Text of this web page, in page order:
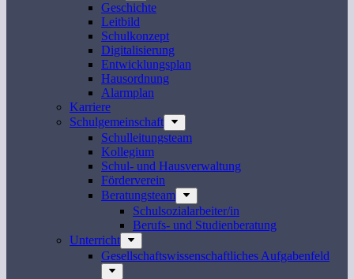
Geschichte
Leitbild
Schulkonzept
Digitalisierung
Entwicklungsplan
Hausordnung
Alarmplan
Karriere
Schulgemeinschaft
Schulleitungsteam
Kollegium
Schul- und Hausverwaltung
Förderverein
Beratungsteam
Schulsozialarbeiter/in
Berufs- und Studienberatung
Unterricht
Gesellschaftswissenschaftliches Aufgabenfeld